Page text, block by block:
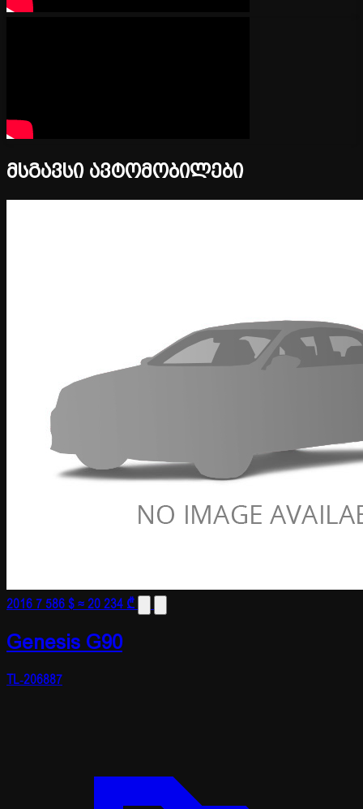
მსგავსი ავტომობილები
20167 586 $≈ 20 234 ₾
Genesis G90
TL-206887